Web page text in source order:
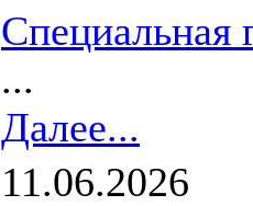
Специальная
...
Далее...
11.06.2026